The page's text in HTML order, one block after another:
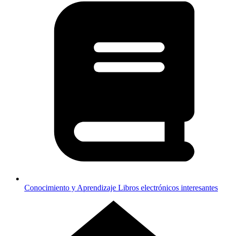
Conocimiento y Aprendizaje Libros electrónicos interesantes